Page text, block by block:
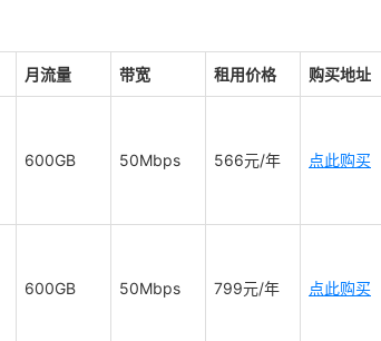
月流量 带宽 租用价格 购买地址
600GB 50Mbps 566元/年 点此购买
600GB 50Mbps 799元/年 点此购买